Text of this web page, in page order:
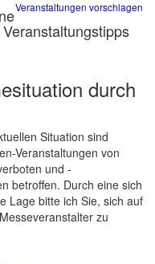
Veranstaltungen vorschlagen
durch
Situation sind
Veranstaltungen von
und -
betroffen. Durch eine sich
Lage bitte ich Sie, sich auf
zu